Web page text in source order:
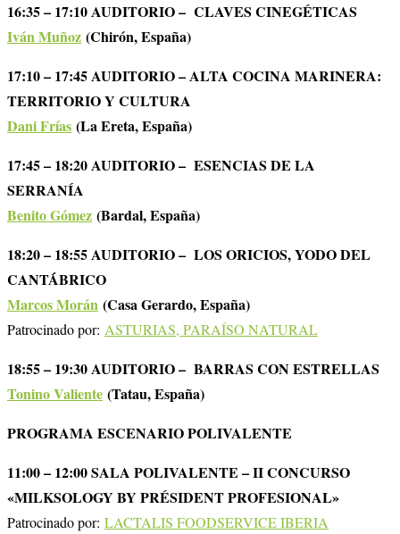
16:35 – 17:10 AUDITORIO – CLAVES CINEGÉTICAS
Iván Muñoz (Chirón, España)
17:10 – 17:45 AUDITORIO – ALTA COCINA MARINERA:
TERRITORIO Y CULTURA
Dani Frías (La Ereta, España)
17:45 – 18:20 AUDITORIO – ESENCIAS DE LA
SERRANÍA
Benito Gómez (Bardal, España)
18:20 – 18:55 AUDITORIO – LOS ORICIOS, YODO DEL
CANTÁBRICO
Marcos Morán (Casa Gerardo, España)
Patrocinado por: ASTURIAS, PARAÍSO NATURAL
18:55 – 19:30 AUDITORIO – BARRAS CON ESTRELLAS
Tonino Valiente (Tatau, España)
PROGRAMA ESCENARIO POLIVALENTE
11:00 – 12:00 SALA POLIVALENTE – II CONCURSO
«MILKSOLOGY BY PRÉSIDENT PROFESIONAL»
Patrocinado por: LACTALIS FOODSERVICE IBERIA